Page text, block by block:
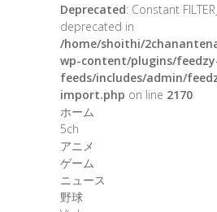
Deprecated: Constant
deprecated in
/home/shoithi/
wp-content/plugins/
feeds/includes/admin/
import.php on line 2170
ホーム
5ch
アニメ
ゲーム
ニュース
野球